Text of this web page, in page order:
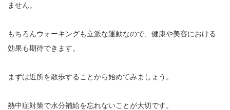
ません。
もちろんウォーキングも立派な運動なので、健康や美容における
効果も期待できます。
まずは近所を散歩することから始めてみましょう。
熱中症対策で水分補給を忘れないことが大切です。